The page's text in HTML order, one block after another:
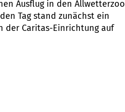
Ausflug in den Allwetterzoo
Tag stand zunächst ein
der Caritas-Einrichtung auf